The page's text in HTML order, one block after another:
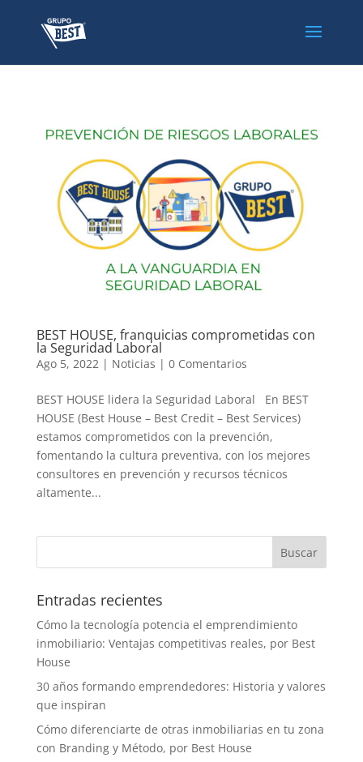
BEST HOUSE, franquicias comprometidas con
la Seguridad Laboral
Ago 5, 2022| Noticias | 0 Comentarios
BEST HOUSE lidera la Seguridad Laboral En BEST
HOUSE (Best House – Best Credit – Best Services)
estamos comprometidos con la prevención,
fomentando la cultura preventiva, con los mejores
consultores en prevención y recursos técnicos
altamente...
Entradas recientes
Cómo la tecnología potencia el emprendimiento
inmobiliario: Ventajas competitivas reales, por Best
House
30 años formando emprendedores: Historia y valores
que inspiran
Cómo diferenciarte de otras inmobiliarias en tu zona
con Branding y Método, por Best House